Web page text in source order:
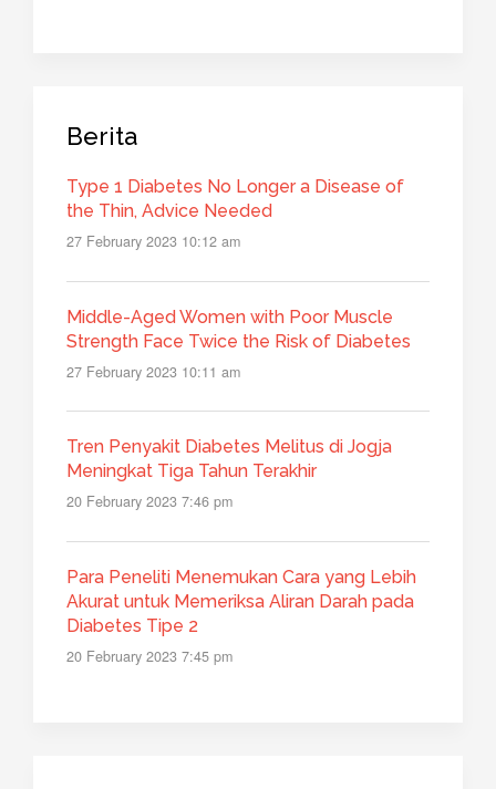
Berita
Type 1 Diabetes No Longer a Disease of
the Thin, Advice Needed
27 February 2023 10:12 am
Middle-Aged Women with Poor Muscle
Strength Face Twice the Risk of Diabetes
27 February 2023 10:11 am
Tren Penyakit Diabetes Melitus di Jogja
Meningkat Tiga Tahun Terakhir
20 February 2023 7:46 pm
Para Peneliti Menemukan Cara yang Lebih
Akurat untuk Memeriksa Aliran Darah pada
Diabetes Tipe 2
20 February 2023 7:45 pm